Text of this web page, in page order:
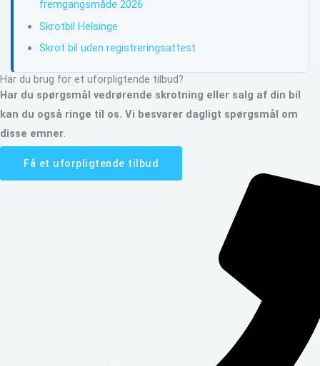
fremgangsmåde 2026
Skrotbil Helsinge
Skrot bil uden registreringsattest
Har du brug for et uforpligtende tilbud?
Har du spørgsmål vedrørende skrotning eller salg af din bil
kan du også ringe til os. Vi besvarer dagligt spørgsmål om
disse emner.
Få et uforpligtende tilbud